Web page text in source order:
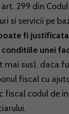
299 din
si servicii pe
fi
conditiile unei
mai sus), daca
fiscal cu
fiscal codul de